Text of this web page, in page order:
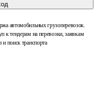
автомобильных грузоперевозок.
к тендерам на перевозки, заявкам
и поиск транспорта